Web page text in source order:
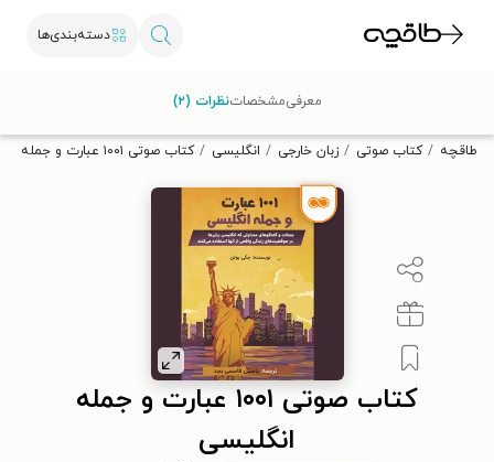
دسته‌بندی‌ها
تخفیف از طاقچه دریافت کن.
طاقچه کتاب صوتی زبان خارجی انگلیسی کتاب صوتی ۱۰۰۱ عبارت و جمله انگلیسی
کتاب صوتی ۱۰۰۱ عبارت و جمله
انگلیسی
معرفیمشخصاتنظرات (۲)